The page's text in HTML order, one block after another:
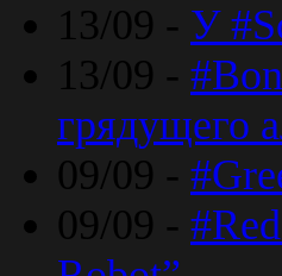
13/09 - У
13/09 -
грядущего
09/09 -
09/09 -